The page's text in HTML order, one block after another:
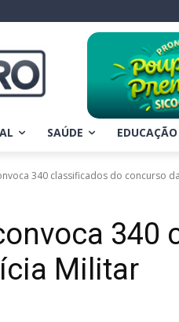
SAÚDE EDUCAÇÃO
340 classificados do concurso
340
Militar